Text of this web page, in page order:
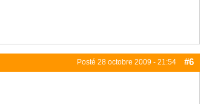
Posté 28 octobre 2009 - 21:54 #6